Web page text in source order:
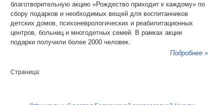
благотворительную акцию «Рождество приходит к каждому» по
сбору подарков и необходимых вещей для воспитанников
детских домов, психоневрологических и реабилитационных
центров, больниц и многодетных семей. В рамках акции
подарки получили более 2000 человек.
Подробнее »
Страница: